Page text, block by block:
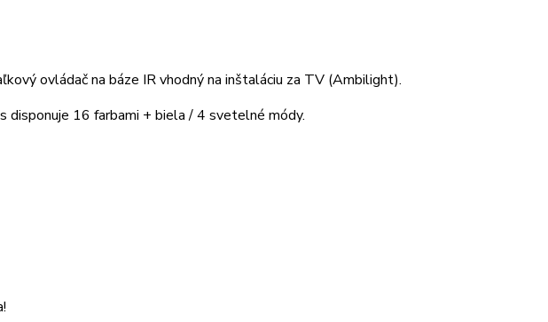
ovládač na báze IR vhodný na inštaláciu za TV (Ambilight).
disponuje 16 farbami + biela / 4 svetelné módy.